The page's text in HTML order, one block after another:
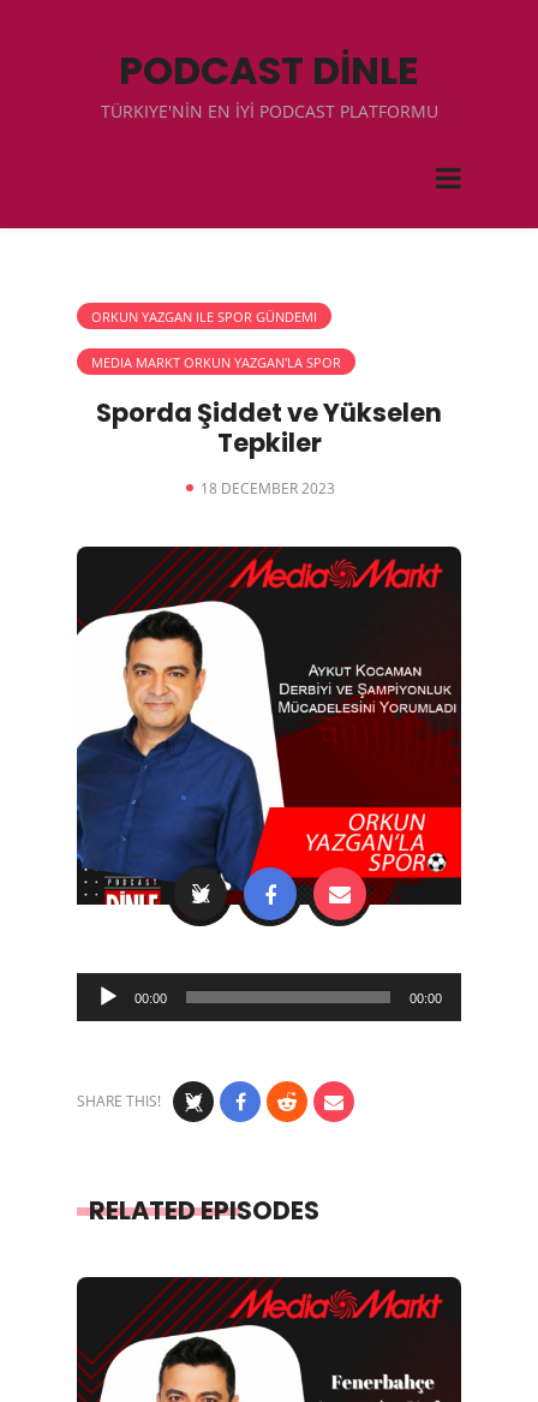
PODCAST DİNLE
TÜRKIYE'NİN EN İYİ PODCAST PLATFORMU
ORKUN YAZGAN ILE SPOR GÜNDEMI
MEDIA MARKT ORKUN YAZGAN'LA SPOR
Sporda Şiddet ve Yükselen
Tepkiler
18 DECEMBER 2023
Audio
Player
00:00 00:00
SHARE THIS!
RELATED EPISODES